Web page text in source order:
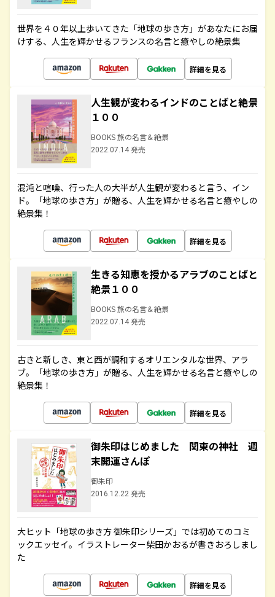
世界を４０年以上歩いてきた「地球の歩き方」があなたにお届
けする、人生を輝かせるフランスの名言と癒やしの絶景集
詳細を見る
人生観が変わるインドのことばと絶景
１００
BOOKS 旅の名言＆絶景
2022.07.14 発売
混沌と喧噪、行った人の大半が人生観が変わると言う、イン
ド。「地球の歩き方」が贈る、人生を輝かせる名言と癒やしの
絶景集！
詳細を見る
生きる知恵を授かるアラブのことばと
絶景１００
BOOKS 旅の名言＆絶景
2022.07.14 発売
古きと新しき、東と西が調和するオリエンタルな世界、アラ
ブ。「地球の歩き方」が贈る、人生を輝かせる名言と癒やしの
絶景集！
詳細を見る
御朱印はじめました 関東の神社 週
末開運さんぽ
御朱印
2016.12.22 発売
大ヒット「地球の歩き方 御朱印シリーズ」では初めてのコミ
ックエッセイ。イラストレーター柴田かおるが書きおろしまし
た
詳細を見る